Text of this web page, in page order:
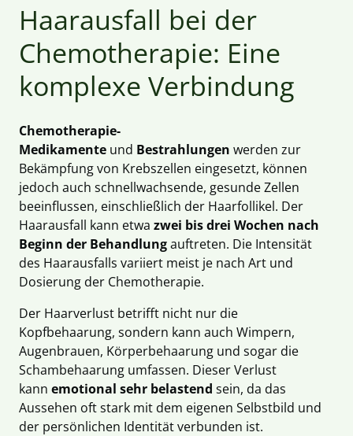
Haarausfall bei der
Chemotherapie: Eine
komplexe Verbindung
Chemotherapie-
Medikamente und Bestrahlungen werden zur
Bekämpfung von Krebszellen eingesetzt, können
jedoch auch schnellwachsende, gesunde Zellen
beeinflussen, einschließlich der Haarfollikel. Der
Haarausfall kann etwa zwei bis drei Wochen nach
Beginn der Behandlungauftreten. Die Intensität
des Haarausfalls variiert meist je nach Art und
Dosierung der Chemotherapie.
Der Haarverlust betrifft nicht nur die
Kopfbehaarung, sondern kann auch Wimpern,
Augenbrauen, Körperbehaarung und sogar die
Schambehaarung umfassen. Dieser Verlust
kann emotional sehr belastend sein, da das
Aussehen oft stark mit dem eigenen Selbstbild und
der persönlichen Identität verbunden ist.